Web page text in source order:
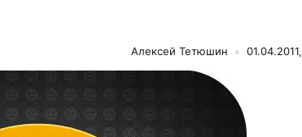
Алексей Тетюшин 01.04.2011,